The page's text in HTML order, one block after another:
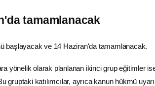
tamamlanacak
başlayacak ve 14 Haziran'da tamamlanacak.
yönelik olarak planlanan ikinci grup eğitimler
katılımcılar, ayrıca kanun hükmü